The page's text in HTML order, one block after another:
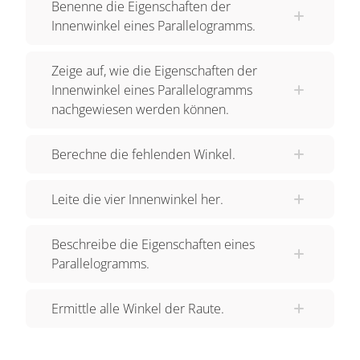
α+β=180°, α+δ=180°, β+γ=180° und γ+δ=180°.
Diese Behauptung wollen wir nun beweisen. Um
Modellparallelogramm etwas variieren. Ich
nehme die Eckpunkte weg, da wir sie nicht
benötigen und schreibe die 4
beginnen den Beweis mit dem 2. Teil. Wir
drehen das Parallelogramm etwas. Die Seiten b
Ich möchte das durch diese beiden Stäbe
andeuten, die Parallelen darstellen. Dann sind
Benenne die Eigenschaften der
Innenwinkel eines Parallelogramms.
Zeige auf, wie die Eigenschaften der
Innenwinkel eines Parallelogramms
nachgewiesen werden können.
Berechne die fehlenden Winkel.
Leite die vier Innenwinkel her.
Beschreibe die Eigenschaften eines
Parallelogramms.
Ermittle alle Winkel der Raute.